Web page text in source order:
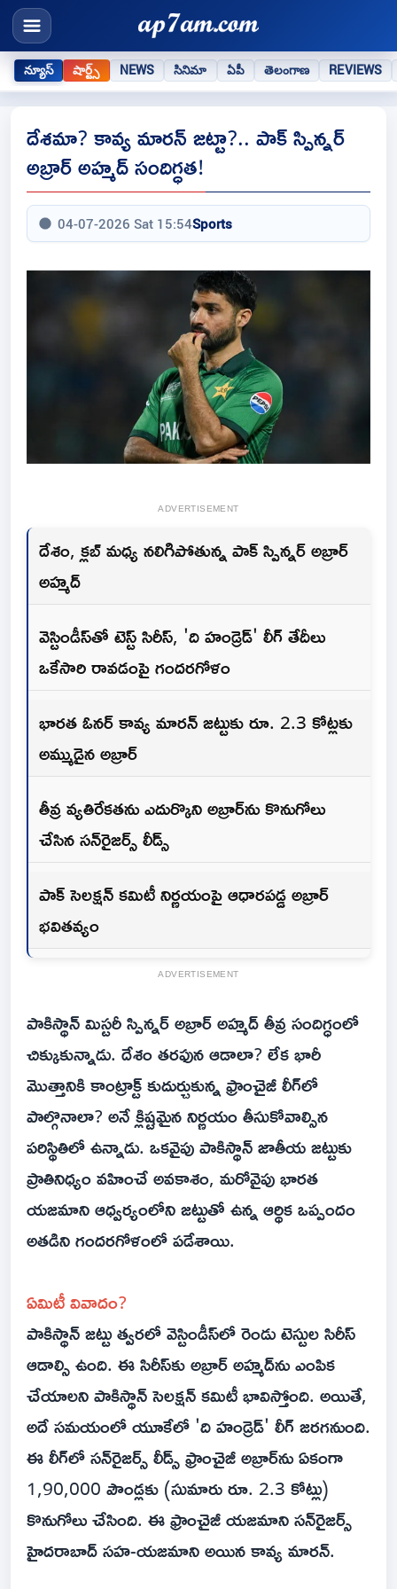
న్యూస్ షార్ట్స్ NEWS సినిమా ఏపీ తెలంగాణ REVIEWS
దేశమా? కావ్య మారన్ జట్టా?.. పాక్ స్పిన్నర్
అబ్రార్ అహ్మద్ సందిగ్ధత!
04-07-2026 Sat 15:54Sports
ADVERTISEMENT
దేశం, క్లబ్ మధ్య నలిగిపోతున్న పాక్ స్పిన్నర్ అబ్రార్
అహ్మద్
వెస్టిండీస్‌తో టెస్ట్ సిరీస్, 'ది హండ్రెడ్' లీగ్ తేదీలు
ఒకేసారి రావడంపై గందరగోళం
భారత ఓనర్ కావ్య మారన్ జట్టుకు రూ. 2.3 కోట్లకు
అమ్ముడైన అబ్రార్
తీవ్ర వ్యతిరేకతను ఎదుర్కొని అబ్రార్‌ను కొనుగోలు
చేసిన సన్‌రైజర్స్ లీడ్స్
పాక్‌ సెలక్షన్ కమిటీ నిర్ణయంపై ఆధారప‌డ్డ‌ అబ్రార్
భవితవ్యం
ADVERTISEMENT
పాకిస్థాన్ మిస్టరీ స్పిన్నర్ అబ్రార్ అహ్మద్ తీవ్ర సందిగ్ధంలో
చిక్కుకున్నాడు. దేశం తరఫున ఆడాలా? లేక భారీ
మొత్తానికి కాంట్రాక్ట్ కుదుర్చుకున్న ఫ్రాంచైజీ లీగ్‌లో
పాల్గొనాలా? అనే క్లిష్టమైన నిర్ణయం తీసుకోవాల్సిన
పరిస్థితిలో ఉన్నాడు. ఒకవైపు పాకిస్థాన్ జాతీయ జట్టుకు
ప్రాతినిధ్యం వహించే అవకాశం, మరోవైపు భారత
యజమాని ఆధ్వర్యంలోని జట్టుతో ఉన్న ఆర్థిక ఒప్పందం
అతడిని గందరగోళంలో పడేశాయి.
ఏమిటీ వివాదం?
పాకిస్థాన్ జట్టు త్వరలో వెస్టిండీస్‌లో రెండు టెస్టుల సిరీస్
ఆడాల్సి ఉంది. ఈ సిరీస్‌కు అబ్రార్ అహ్మద్‌ను ఎంపిక
చేయాలని పాకిస్థాన్ సెలక్షన్ కమిటీ భావిస్తోంది. అయితే,
అదే సమయంలో యూకేలో 'ది హండ్రెడ్' లీగ్ జరగనుంది.
ఈ లీగ్‌లో సన్‌రైజర్స్ లీడ్స్ ఫ్రాంచైజీ అబ్రార్‌ను ఏకంగా
1,90,000 పౌండ్లకు (సుమారు రూ. 2.3 కోట్లు)
కొనుగోలు చేసింది. ఈ ఫ్రాంచైజీ యజమాని సన్‌రైజర్స్
హైదరాబాద్ సహ-యజమాని అయిన కావ్య మారన్.